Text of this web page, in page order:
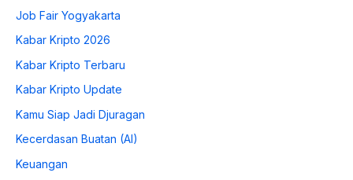
Job Fair Yogyakarta
Kabar Kripto 2026
Kabar Kripto Terbaru
Kabar Kripto Update
Kamu Siap Jadi Djuragan
Kecerdasan Buatan (AI)
Keuangan